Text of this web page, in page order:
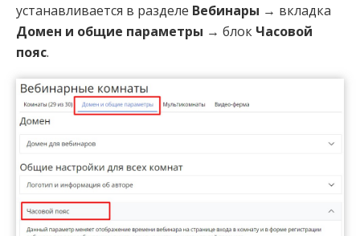
устанавливается в разделе Вебинары → вкладка
Домен и общие параметры → блок Часовой
пояс.